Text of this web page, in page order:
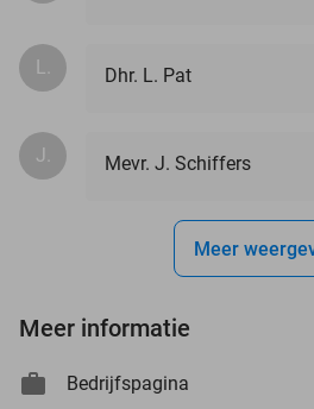
L. Dhr. L. Pat
J. Mevr. J. Schiffers
Meer
Meer informatie
Bedrijfspagina